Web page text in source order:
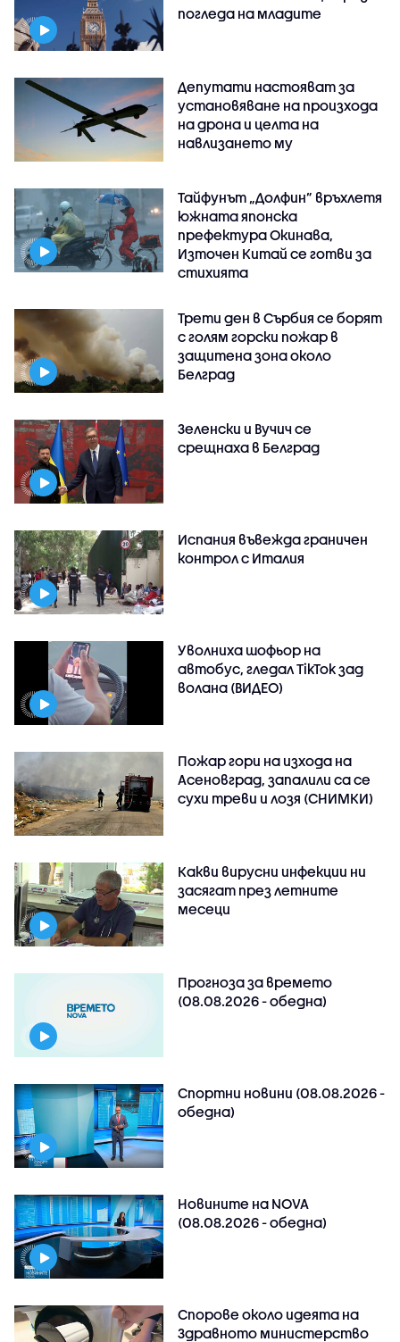
погледа на младите
Депутати настояват за
установяване на произхода
на дрона и целта на
навлизането му
Тайфунът „Долфин” връхлетя
южната японска
префектура Окинава,
Източен Китай се готви за
стихията
Трети ден в Сърбия се борят
с голям горски пожар в
защитена зона около
Белград
Зеленски и Вучич се
срещнаха в Белград
Испания въвежда граничен
контрол с Италия
Уволниха шофьор на
автобус, гледал TikTok зад
волана (ВИДЕО)
Пожар гори на изхода на
Асеновград, запалили са се
сухи треви и лозя (СНИМКИ)
Какви вирусни инфекции ни
засягат през летните
месеци
Прогноза за времето
(08.08.2026 - обедна)
Спортни новини (08.08.2026 -
обедна)
Новините на NOVA
(08.08.2026 - обедна)
Спорове около идеята на
Здравното министерство